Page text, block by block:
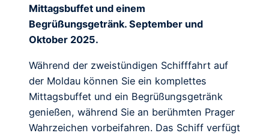
Mittagsbuffet und einem
Begrüßungsgetränk. September und
Oktober 2025.
Während der zweistündigen Schifffahrt auf
der Moldau können Sie ein komplettes
Mittagsbuffet und ein Begrüßungsgetränk
genießen, während Sie an berühmten Prager
Wahrzeichen vorbeifahren. Das Schiff verfügt